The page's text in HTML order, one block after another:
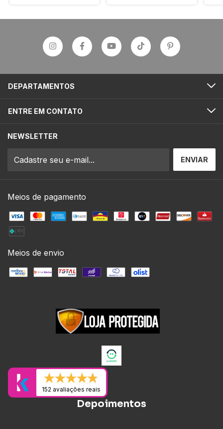
DEPARTAMENTOS
ENTRE EM CONTATO
NEWSLETTER
Meios de pagamento
Meios de envio
152 avaliações reais
Depoimentos